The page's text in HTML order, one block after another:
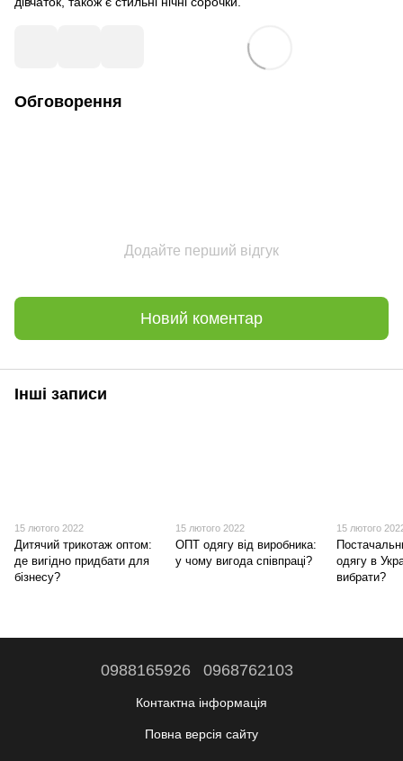
Обговорення
Додайте перший відгук
Новий коментар
Інші записи
15 лютого 2022
Дитячий трикотаж оптом:
де вигідно придбати для
бізнесу?
15 лютого 2022
ОПТ одягу від виробника:
у чому вигода співпраці?
15 лютого
одягу в
вибрати?
0988165926 0968762103
Контактна інформація
Повна версія сайту